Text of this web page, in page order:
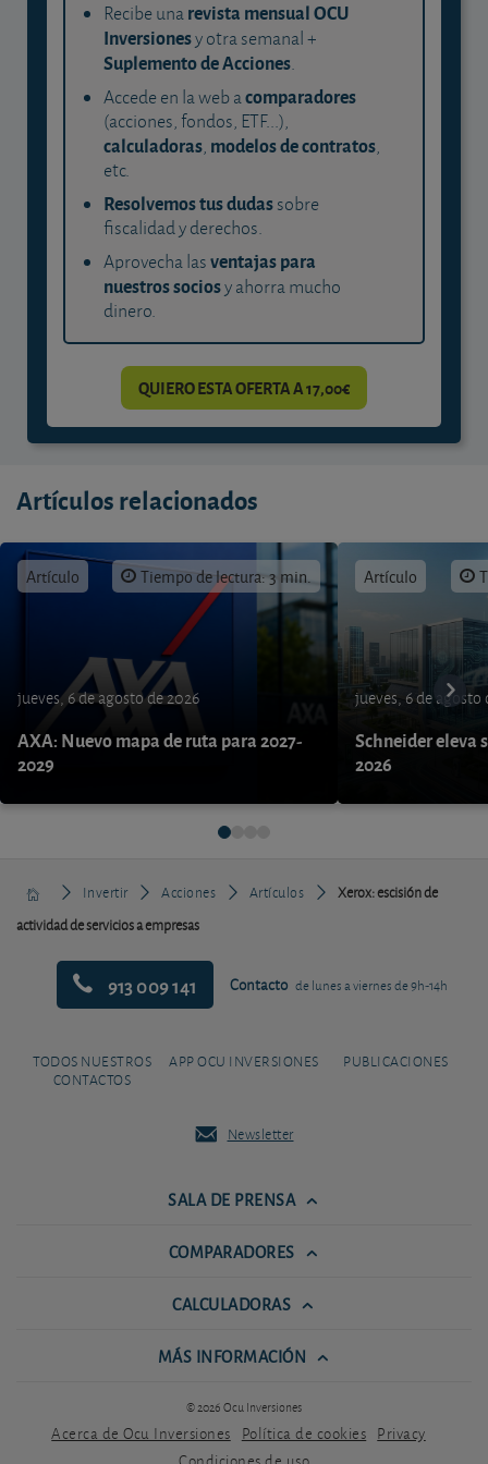
Recibe unarevista mensual OCU
Inversionesy otra semanal +
Suplemento de Acciones.
Accede en la web acomparadores
(acciones, fondos, ETF...),
calculadoras, modelos de contratos,
etc.
Resolvemos tus dudassobre
fiscalidad y derechos.
Aprovecha lasventajas para
nuestros sociosy ahorra mucho
dinero.
QUIERO ESTA OFERTA A 17,00€
Artículos relacionados
Artículo Tiempo de lectura: 3 min.
jueves, 6 de agosto de 2026
AXA: Nuevo mapa de ruta para 2027-
2029
Artículo
jueves, 6 de agosto
Schneider eleva
2026
Invertir Acciones Artículos
Xerox: escisión de
actividad de servicios a empresas
913 009 141 Contacto de lunes a viernes de 9h-14h
TODOS NUESTROS
CONTACTOS
APP OCU INVERSIONES PUBLICACIONES
Newsletter
SALA DE PRENSA
COMPARADORES
CALCULADORAS
MÁS INFORMACIÓN
© 2026 Ocu Inversiones
Acerca de Ocu Inversiones Política de cookies Privacy